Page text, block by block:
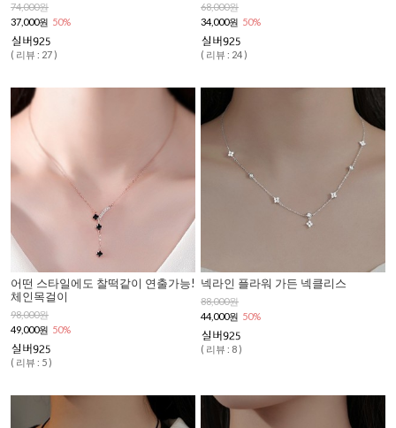
74,000원
37,000원 50%
( 리뷰 : 27 )
68,000원
34,000원 50%
( 리뷰 : 24 )
어떤 스타일에도 찰떡같이 연출가능!
체인목걸이
98,000원
49,000원 50%
( 리뷰 : 5 )
넥라인 플라워 가든 넥클리스
88,000원
44,000원 50%
( 리뷰 : 8 )